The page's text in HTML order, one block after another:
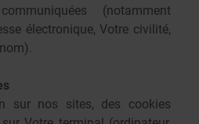
(notamment
électronique, Votre civilité,
sur nos sites, des cookies